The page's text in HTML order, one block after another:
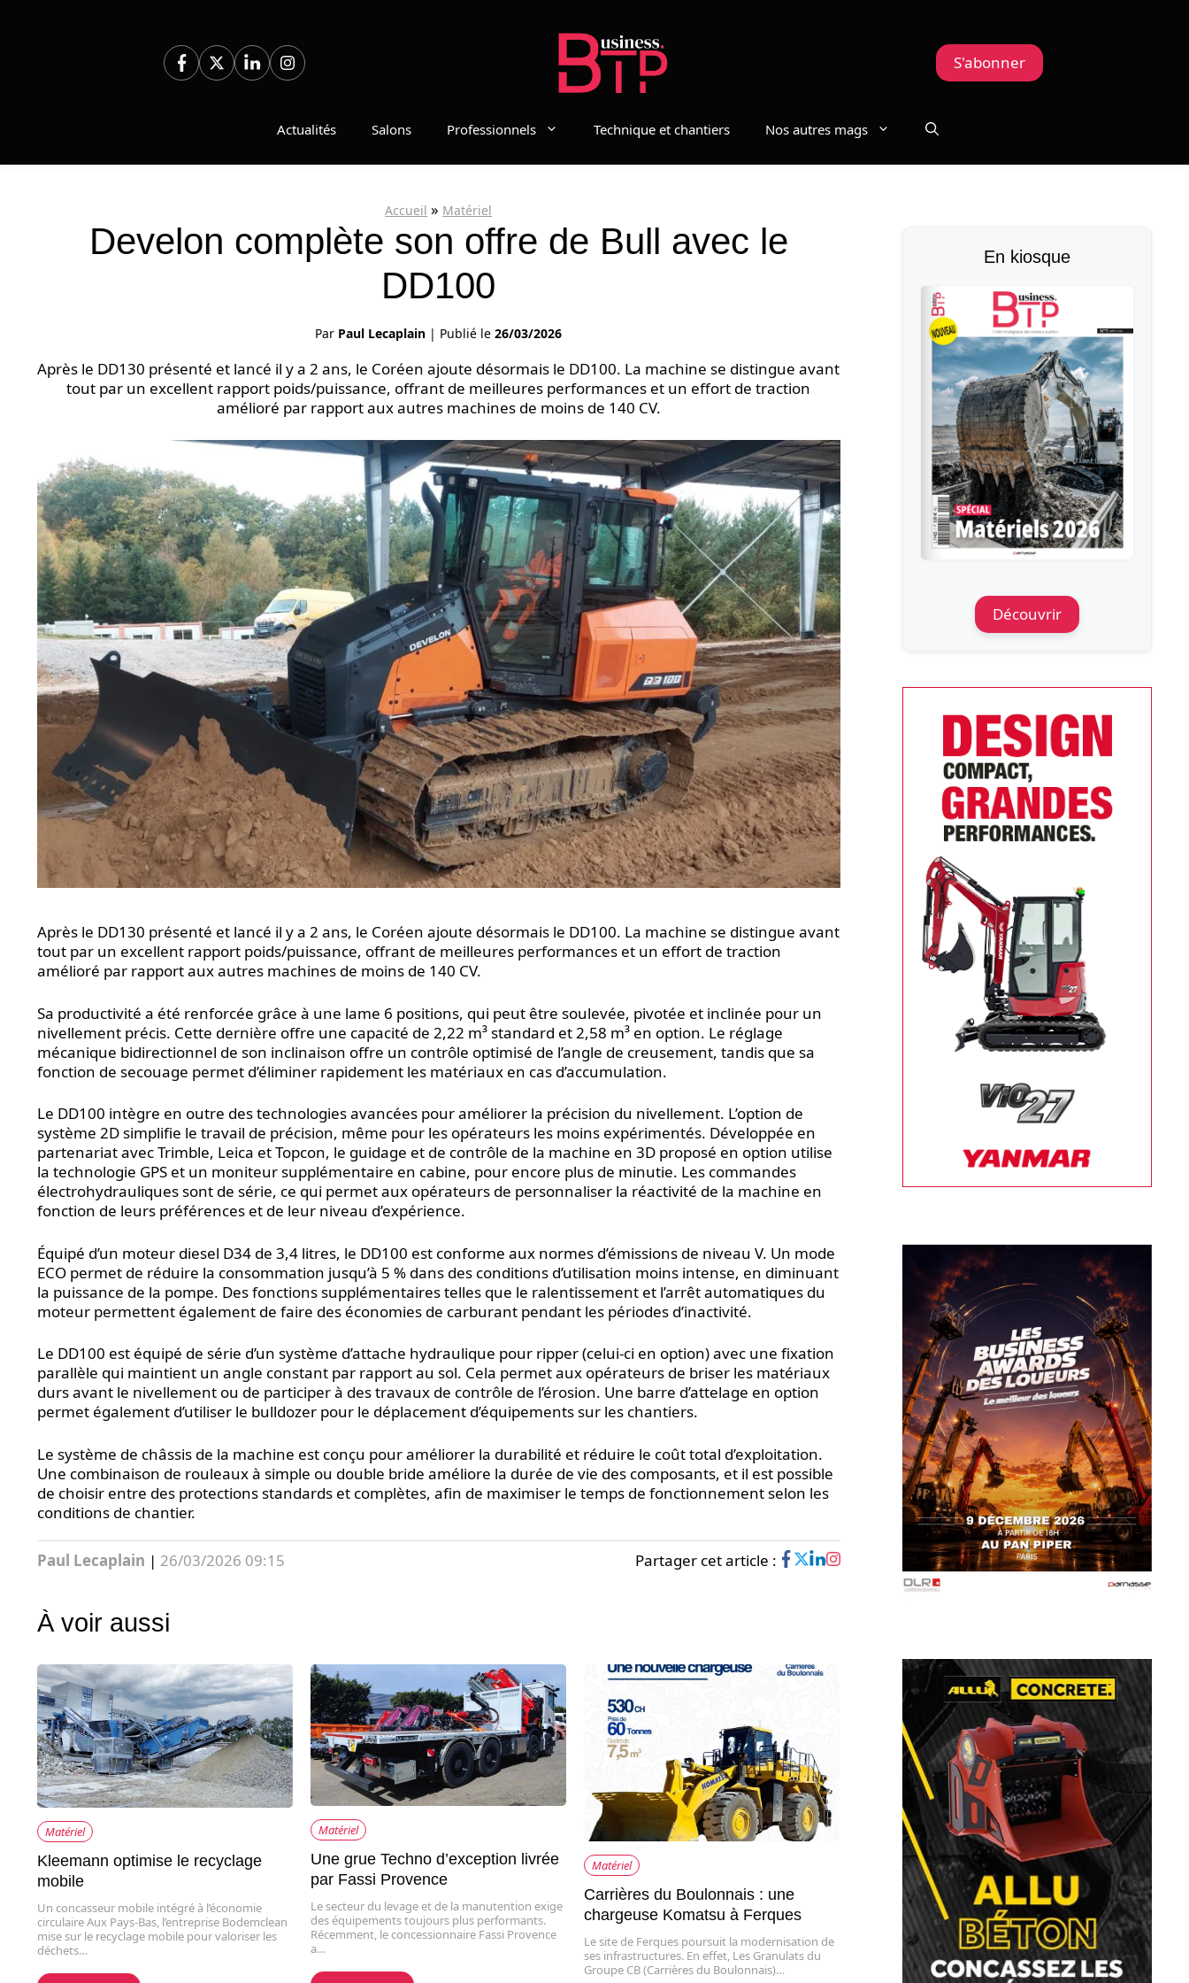
Actualités Salons Professionnels Technique et chantiers Nos autres mags
S'abonner
Accueil » Matériel
Develon complète son offre de Bull avec le
DD100
Par Paul Lecaplain | Publié le26/03/2026
Après le DD130 présenté et lancé il y a 2 ans, le Coréen ajoute désormais le DD100. La machine se distingue avant
tout par un excellent rapport poids/puissance, offrant de meilleures performances et un effort de traction
amélioré par rapport aux autres machines de moins de 140 CV.
Après le DD130 présenté et lancé il y a 2 ans, le Coréen ajoute désormais le DD100. La machine se distingue avant
tout par un excellent rapport poids/puissance, offrant de meilleures performances et un effort de traction
amélioré par rapport aux autres machines de moins de 140 CV.
Sa productivité a été renforcée grâce à une lame 6 positions, qui peut être soulevée, pivotée et inclinée pour un
nivellement précis. Cette dernière offre une capacité de 2,22 m³ standard et 2,58 m³ en option. Le réglage
mécanique bidirectionnel de son inclinaison offre un contrôle optimisé de l’angle de creusement, tandis que sa
fonction de secouage permet d’éliminer rapidement les matériaux en cas d’accumulation.
Le DD100 intègre en outre des technologies avancées pour améliorer la précision du nivellement. L’option de
système 2D simplifie le travail de précision, même pour les opérateurs les moins expérimentés. Développée en
partenariat avec Trimble, Leica et Topcon, le guidage et de contrôle de la machine en 3D proposé en option utilise
la technologie GPS et un moniteur supplémentaire en cabine, pour encore plus de minutie. Les commandes
électrohydrauliques sont de série, ce qui permet aux opérateurs de personnaliser la réactivité de la machine en
fonction de leurs préférences et de leur niveau d’expérience.
Équipé d’un moteur diesel D34 de 3,4 litres, le DD100 est conforme aux normes d’émissions de niveau V. Un mode
ECO permet de réduire la consommation jusqu’à 5 % dans des conditions d’utilisation moins intense, en diminuant
la puissance de la pompe. Des fonctions supplémentaires telles que le ralentissement et l’arrêt automatiques du
moteur permettent également de faire des économies de carburant pendant les périodes d’inactivité.
Le DD100 est équipé de série d’un système d’attache hydraulique pour ripper (celui-ci en option) avec une fixation
parallèle qui maintient un angle constant par rapport au sol. Cela permet aux opérateurs de briser les matériaux
durs avant le nivellement ou de participer à des travaux de contrôle de l’érosion. Une barre d’attelage en option
permet également d’utiliser le bulldozer pour le déplacement d’équipements sur les chantiers.
Le système de châssis de la machine est conçu pour améliorer la durabilité et réduire le coût total d’exploitation.
Une combinaison de rouleaux à simple ou double bride améliore la durée de vie des composants, et il est possible
de choisir entre des protections standards et complètes, afin de maximiser le temps de fonctionnement selon les
conditions de chantier.
Paul Lecaplain | 26/03/2026 09:15 Partager cet article :
À voir aussi
Matériel
Kleemann optimise le recyclage
mobile
Un concasseur mobile intégré à l’économie
circulaire Aux Pays-Bas, l’entreprise Bodemclean
mise sur le recyclage mobile pour valoriser les
déchets…
Matériel
Une grue Techno d’exception livrée
par Fassi Provence
Le secteur du levage et de la manutention exige
des équipements toujours plus performants.
Récemment, le concessionnaire Fassi Provence
a…
Matériel
Carrières du Boulonnais : une
chargeuse Komatsu à Ferques
Le site de Ferques poursuit la modernisation de
ses infrastructures. En effet, Les Granulats du
Groupe CB (Carrières du Boulonnais)…
En kiosque
Découvrir